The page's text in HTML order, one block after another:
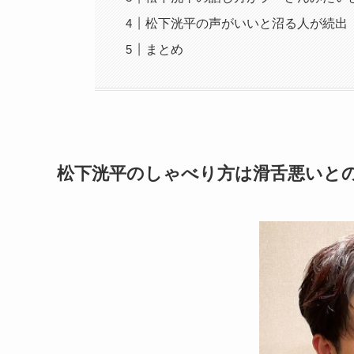
松下洸平の声がいいと沼る人が続出
まとめ
松下洸平のしゃべり方は滑舌悪いと